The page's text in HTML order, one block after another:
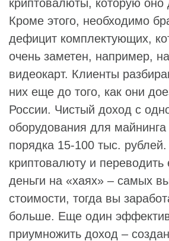
криптовалюты, которую оно
Кроме этого, необходимо
дефицит комплектующих,
очень заметен, например,
видеокарт. Клиенты
них еще до того, как они
России. Чистый доход с
оборудования для майнинга
порядка 15-100 тыс.
криптовалюту и
деньги на «хаях» – самых
стоимости, тогда вы
больше. Еще один
приумножить доход –